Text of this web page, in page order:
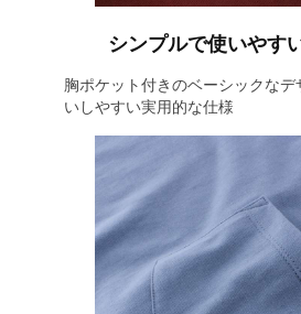
シンプルで使いやす
胸ポケット付きのベーシックな
いしやすい実用的な仕様